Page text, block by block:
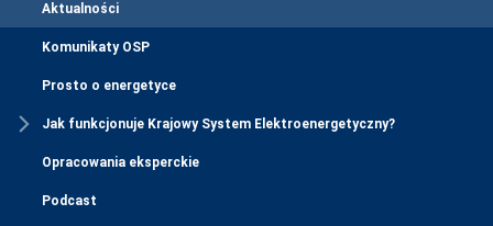
Aktualności
Komunikaty OSP
Prosto o energetyce
Jak funkcjonuje Krajowy System Elektroenergetyczny?
Opracowania eksperckie
Podcast